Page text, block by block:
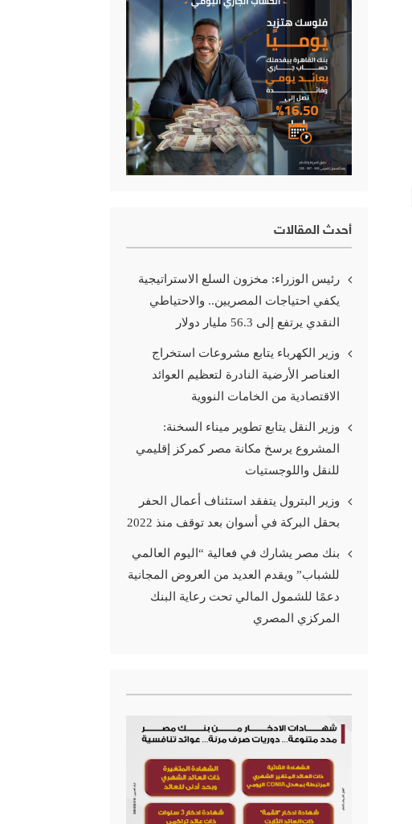
أحدث المقالات
رئيس الوزراء: مخزون السلع الاستراتيجية
يكفي احتياجات المصريين.. والاحتياطي
النقدي يرتفع إلى 56.3 مليار دولار
وزير الكهرباء يتابع مشروعات استخراج
العناصر الأرضية النادرة لتعظيم العوائد
الاقتصادية من الخامات النووية
وزير النقل يتابع تطوير ميناء السخنة:
المشروع يرسخ مكانة مصر كمركز إقليمي
للنقل واللوجستيات
وزير البترول يتفقد استئناف أعمال الحفر
بحقل البركة في أسوان بعد توقف منذ 2022
بنك مصر يشارك في فعالية “اليوم العالمي
للشباب” ويقدم العديد من العروض المجانية
دعمًا للشمول المالي تحت رعاية البنك
المركزي المصري